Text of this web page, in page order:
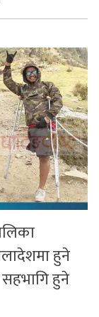
हुने
हुने